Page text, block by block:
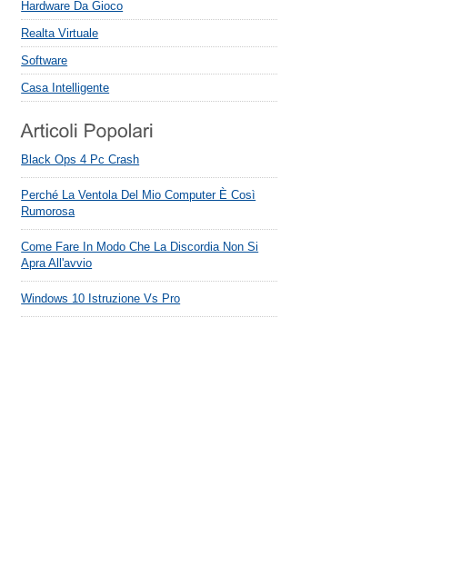
Hardware Da Gioco
Realta Virtuale
Software
Casa Intelligente
Black Ops 4 Pc Crash
Perché La Ventola Del Mio Computer È Così
Rumorosa
Come Fare In Modo Che La Discordia Non Si
Apra All'avvio
Windows 10 Istruzione Vs Pro